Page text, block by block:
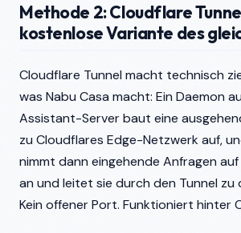
Methode 2: Cloudflare
kostenlose Variante des
Cloudflare Tunnel macht technisch
was Nabu Casa macht: Ein Daemon
Assistant-Server baut eine
zu Cloudflares Edge-Netzwerk auf,
nimmt dann eingehende Anfragen
an und leitet sie durch den Tunnel zu
Kein offener Port. Funktioniert hinter